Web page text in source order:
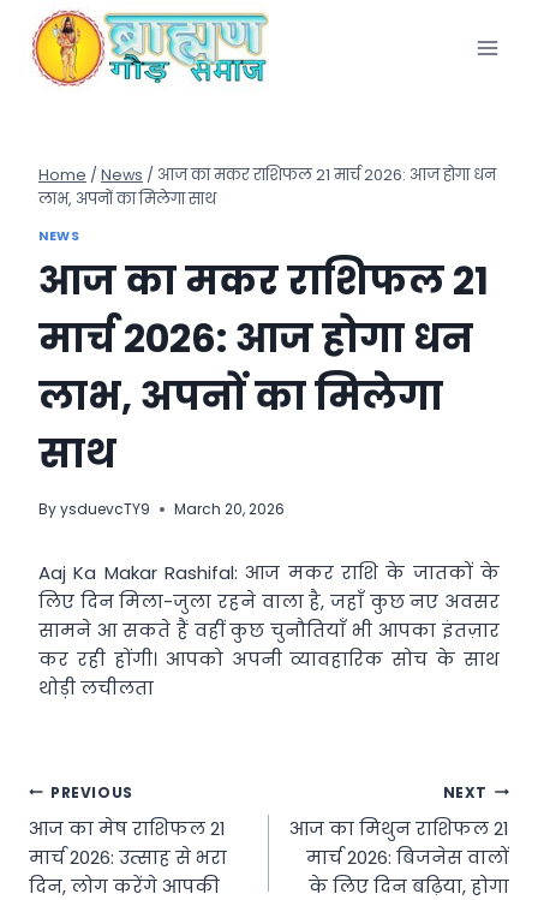
content
Home / News / आज का मकर राशिफल 21 मार्च 2026: आज होगा धन
लाभ, अपनों का मिलेगा साथ
NEWS
आज का मकर राशिफल 21
मार्च 2026: आज होगा धन
लाभ, अपनों का मिलेगा
साथ
ByysduevcTY9 March 20, 2026
Aaj Ka Makar Rashifal: आज मकर राशि के जातकों के
लिए दिन मिला-जुला रहने वाला है, जहाँ कुछ नए अवसर
सामने आ सकते हैं वहीं कुछ चुनौतियाँ भी आपका इंतज़ार
कर रही होंगी। आपको अपनी व्यावहारिक सोच के साथ
थोड़ी लचीलता
Post
navigation
PREVIOUS
आज का मेष राशिफल 21
मार्च 2026: उत्साह से भरा
दिन, लोग करेंगे आपकी
NEXT
आज का मिथुन राशिफल 21
मार्च 2026: बिजनेस वालों
के लिए दिन बढ़िया, होगा